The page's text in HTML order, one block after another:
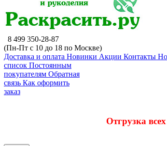
8 499 350-28-87
(Пн-Пт с 10 до 18 по Москве)
Доставка и оплата Новинки Акции Контакты
список Постоянным
покупателям Обратная
связь Как оформить
заказ
Отгрузка